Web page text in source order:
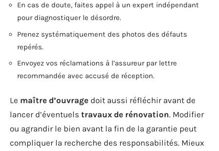
En cas de doute, faites appel à un expert indépendant
pour diagnostiquer le désordre.
Prenez systématiquement des photos des défauts
repérés.
Envoyez vos réclamations à l’assureur par lettre
recommandée avec accusé de réception.
Le maître d’ouvrage doit aussi réfléchir avant de
lancer d’éventuels travaux de rénovation. Modifier
ou agrandir le bien avant la fin de la garantie peut
compliquer la recherche des responsabilités. Mieux